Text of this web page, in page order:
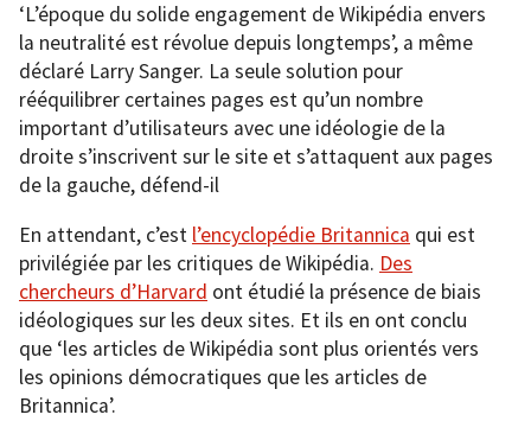
‘L’époque du solide engagement de Wikipédia envers
la neutralité est révolue depuis longtemps’, a même
déclaré Larry Sanger. La seule solution pour
rééquilibrer certaines pages est qu’un nombre
important d’utilisateurs avec une idéologie de la
droite s’inscrivent sur le site et s’attaquent aux pages
de la gauche, défend-il
En attendant, c’est l’encyclopédie Britannica qui est
privilégiée par les critiques de Wikipédia. Des
chercheurs d’Harvard ont étudié la présence de biais
idéologiques sur les deux sites. Et ils en ont conclu
que ‘les articles de Wikipédia sont plus orientés vers
les opinions démocratiques que les articles de
Britannica’.